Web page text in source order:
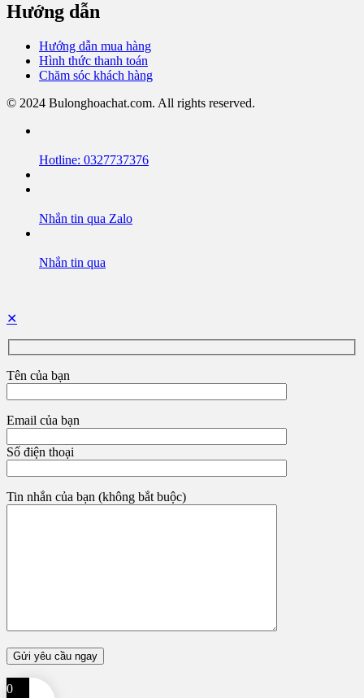
Hướng dẫn
Hướng dẫn mua hàng
Hình thức thanh toán
Chăm sóc khách hàng
© 2024 Bulonghoachat.com. All rights reserved.
Hotline: 0327737376
Nhắn tin qua Zalo
Nhắn tin qua
✕
Tên của bạn
Email của bạn
Số điện thoại
Tin nhắn của bạn (không bắt buộc)
0